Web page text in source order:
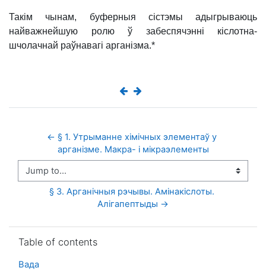
Такім чынам, буферныя сістэмы адыгрываюць
найважнейшую ролю ў забеспячэнні кіслотна-
шчолачнай раўнавагі арганізма.*
← § 1. Утрыманне хімічных элементаў у
арганізме. Макра- і мікраэлементы
Jump to...
§ 3. Арганічныя рэчывы. Амінакіслоты.
Алігапептыды →
Table of contents
Вада